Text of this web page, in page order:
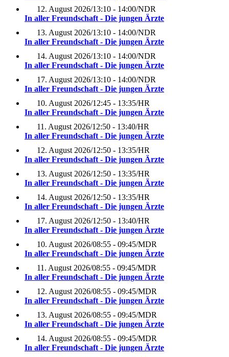
12. August 2026/13:10 - 14:00/NDR
In aller Freundschaft - Die jungen Ärzte
13. August 2026/13:10 - 14:00/NDR
In aller Freundschaft - Die jungen Ärzte
14. August 2026/13:10 - 14:00/NDR
In aller Freundschaft - Die jungen Ärzte
17. August 2026/13:10 - 14:00/NDR
In aller Freundschaft - Die jungen Ärzte
10. August 2026/12:45 - 13:35/HR
In aller Freundschaft - Die jungen Ärzte
11. August 2026/12:50 - 13:40/HR
In aller Freundschaft - Die jungen Ärzte
12. August 2026/12:50 - 13:35/HR
In aller Freundschaft - Die jungen Ärzte
13. August 2026/12:50 - 13:35/HR
In aller Freundschaft - Die jungen Ärzte
14. August 2026/12:50 - 13:35/HR
In aller Freundschaft - Die jungen Ärzte
17. August 2026/12:50 - 13:40/HR
In aller Freundschaft - Die jungen Ärzte
10. August 2026/08:55 - 09:45/MDR
In aller Freundschaft - Die jungen Ärzte
11. August 2026/08:55 - 09:45/MDR
In aller Freundschaft - Die jungen Ärzte
12. August 2026/08:55 - 09:45/MDR
In aller Freundschaft - Die jungen Ärzte
13. August 2026/08:55 - 09:45/MDR
In aller Freundschaft - Die jungen Ärzte
14. August 2026/08:55 - 09:45/MDR
In aller Freundschaft - Die jungen Ärzte